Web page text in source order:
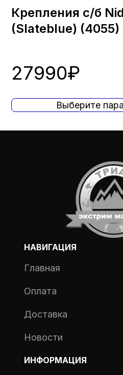
Крепления с/б
(Slateblue) (4055)
27990₽
Выберите
НАВИГАЦИЯ
Главная
Оплата
Доставка
Новости
ИНФОРМАЦИЯ